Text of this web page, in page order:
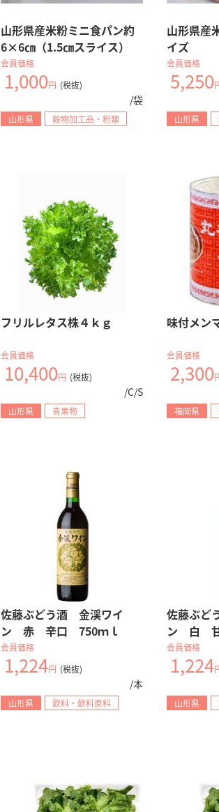
SNS公式アカウント一覧
山形県産米粉ミニ食パン約
6×6㎝（1.5㎝スライス）
会員価格
1,000円 (税抜)
/袋
山形県 穀物加工品・粉類
山形県産
イズ
会員価格
5,250
山形県
フリルレタス株４ｋｇ
会員価格
10,400円 (税抜)
/C/S
山形県 青果物
味付メン
会員価格
2,300
福岡県
佐藤ぶどう酒 金渓ワイ
ン 赤 辛口 750ｍｌ
会員価格
1,224円 (税抜)
/本
山形県 飲料・飲料原料
佐藤ぶど
ン 白
会員価格
1,224
山形県